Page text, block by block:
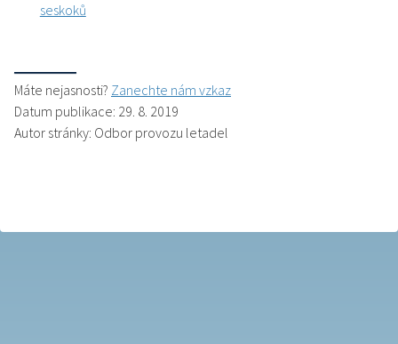
seskoků
Máte nejasnosti? Zanechte nám vzkaz
Datum publikace: 29. 8. 2019
Autor stránky: Odbor provozu letadel